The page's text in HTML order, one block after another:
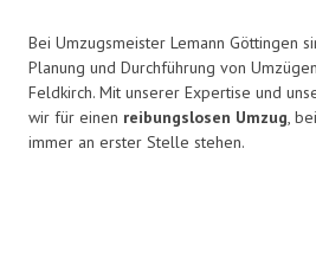
Bei Umzugsmeister Lemann Göttingen
Planung und Durchführung von
Feldkirch. Mit unserer Expertise und
wir für einen reibungslosen Umzug,
immer an erster Stelle stehen.